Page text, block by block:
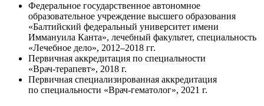
Федеральное государственное автономное
образовательное учреждение высшего образования
«Балтийский федеральный университет имени
Иммануила Канта», лечебный факультет, специальность
«Лечебное дело», 2012–2018 гг.
Первичная аккредитация по специальности
«Врач‑терапевт», 2018 г.
Первичная специализированная аккредитация
по специальности «Врач‑гематолог», 2021 г.